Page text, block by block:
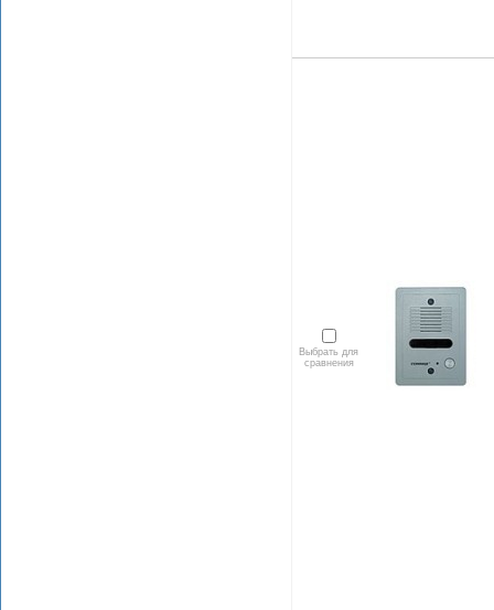
Выбрать для
сравнения